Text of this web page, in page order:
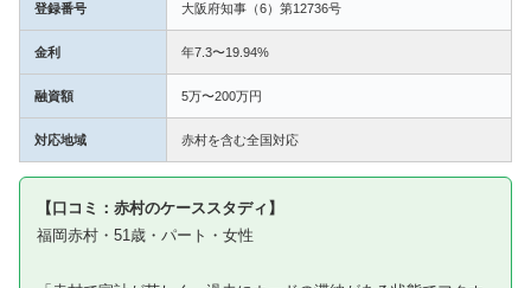
登録番号 大阪府知事（6）第12736号
金利 年7.3〜19.94%
融資額 5万〜200万円
対応地域 赤村を含む全国対応
【口コミ：赤村のケーススタディ】
福岡赤村・51歳・パート・女性